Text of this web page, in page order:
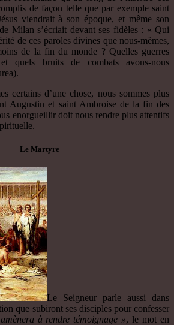
de façon telle que par exemple saint
viendrait à son époque, et même son
Milan s’écriait devant ses fidèles : « Qui
de ces paroles divines que nous-mêmes,
de la fin du monde ? Quelles guerres
et quels bruits de combats avons-nous
certains d’une chose, nous sommes plus
Augustin et saint Ambroise de la fin des
enorgueillir doit nous rendre plus attentifs
Le Martyre
Le Seigneur parle aussi dans
que subiront ses disciples pour confesser
à rendre témoignage », le mot en